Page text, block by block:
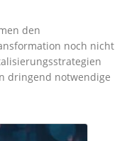
den
noch nicht
dringend notwendige